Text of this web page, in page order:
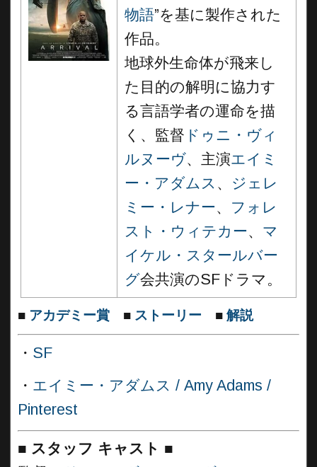
物語”を基に製作された
作品。
地球外生命体が飛来し
た目的の解明に協力す
る言語学者の運命を描
く、監督 ドゥニ・ヴィ
ルヌーヴ、主演エイミ
ー・アダムス 、 ジェレ
ミー・レナー、 フォレ
スト・ウィテカー、 マ
イケル・スタールバー
グ会共演のSFドラマ。
■ アカデミー賞 ■ ストーリー ■ 解説
・ SF
・ エイミー・アダムス / Amy Adams /
Pinterest
■ スタッフ キャスト ■